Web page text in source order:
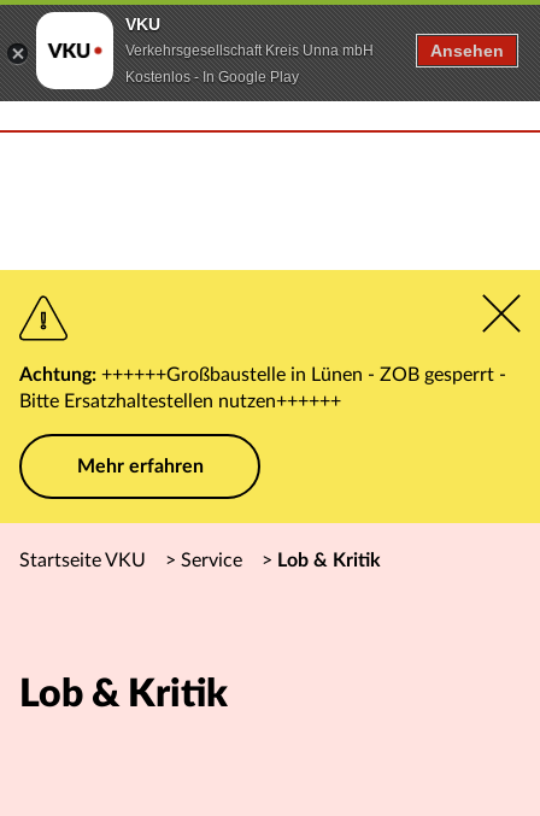
Achtung: ++++++Großbaustelle in Lünen - ZOB gesperrt -
Bitte Ersatzhaltestellen nutzen++++++
Mehr erfahren
Startseite VKU > Service > Lob & Kritik
Lob & Kritik
VKU
Verkehrsgesellschaft Kreis Unna mbH
Kostenlos - In Google Play
Ansehen